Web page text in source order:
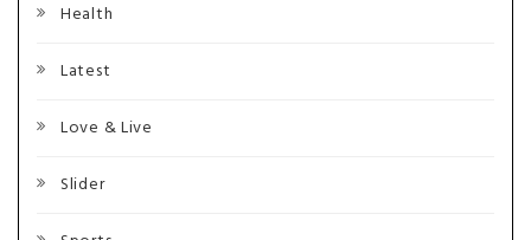
Health
Latest
Love & Live
Slider